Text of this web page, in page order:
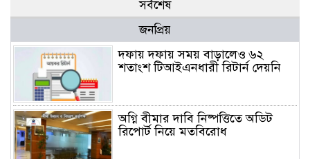
সর্বশেষ
জনপ্রিয়
দফায় দফায় সময় বাড়ালেও ৬২
শতাংশ টিআইএনধারী রিটার্ন দেয়নি
অগ্নি বীমার দাবি নিষ্পত্তিতে অডিট
রিপোর্ট নিয়ে মতবিরোধ